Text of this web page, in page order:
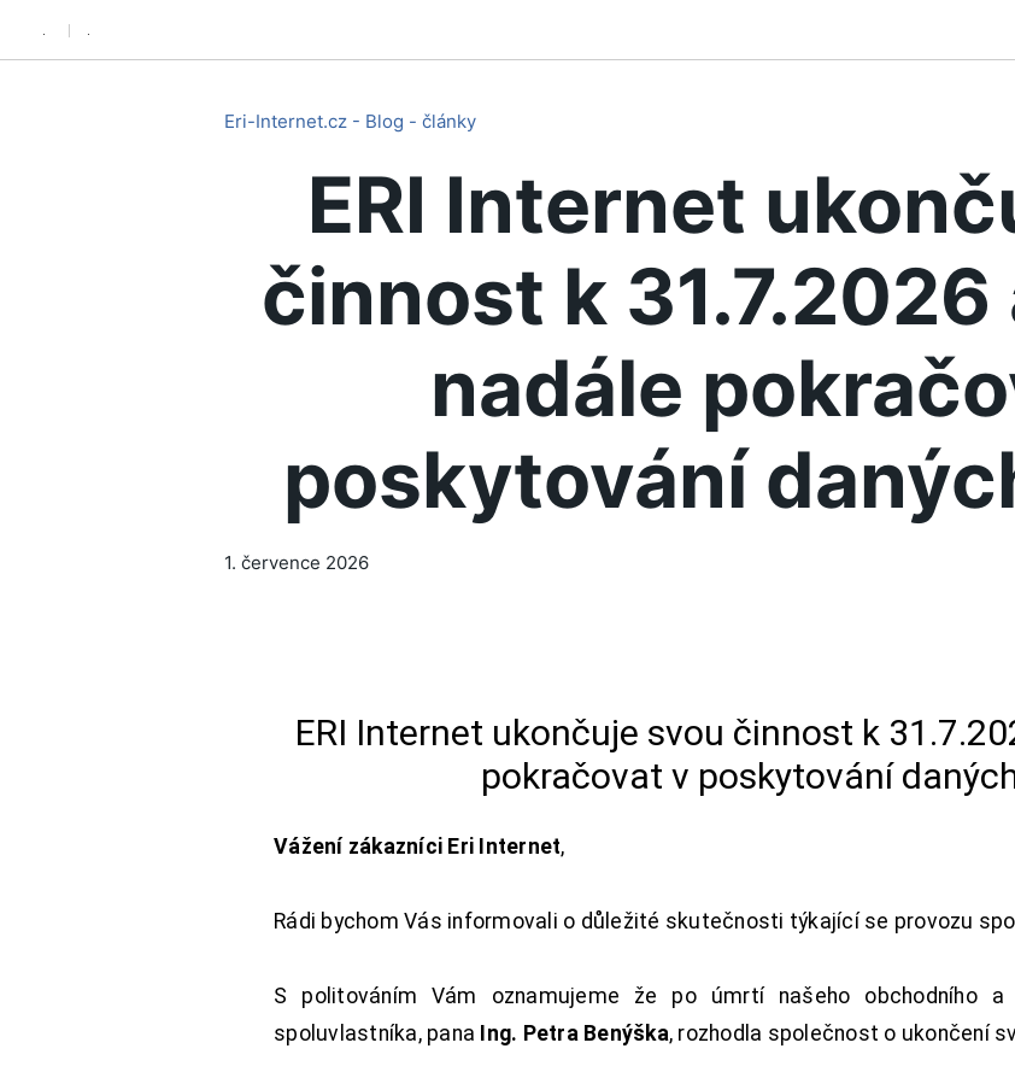
. .
Eri-Internet.cz - Blog - články
ERI Internet
činnost k 31.7.2026
nadále
poskytování
1. července 2026
ERI Internet ukončuje svou činnost k
pokračovat v poskytování
Vážení zákazníci Eri Internet,
Rádi bychom Vás informovali o důležité skutečnosti týkající se provozu
S politováním Vám oznamujeme že po úmrtí našeho obchodního a
spoluvlastníka, pana Ing. Petra Benýška, rozhodla společnost o ukončení